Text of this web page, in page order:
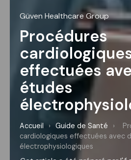
Güven Healthcare Group
Procédures
effectuées
études
Accueil › Guide de Santé ›
cardiologiques effectuées avec
électrophysiologiques